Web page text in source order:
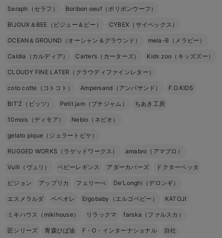
Seraph（セラフ） Boribon oeuf（ボリボンウーフ）
BIJOUX＆BEE（ビジュー＆ビー） CYBEX（サイベックス）
OCEAN＆GROUND（オーシャン＆グラウンド） mela-B（メラビー）
Caldia（カルディア） Carter’s（カーターズ） Kids zoo（キッズズー）
CLOUDY FINE LATER（クラウディファインレター）
coto cotte（コトコト） Ampersand（アンパサンド） F.O.KIDS
BIT’Z（ビッツ） Petit jam（プチジャム） ちあき工房
10mois（ディモア） Nebio（ネビオ）
gelato pique（ジェラートピケ）
RUGGED WORKS（ラゲッドワークス） amabro（アマブロ）
Vulli（ヴュリ） ベビーレギンス アダーカバーズ ドクターベッタ
ピジョン アップリカ フェリーべ De'Longhi（デロンギ）
エスメラルダ ベベオレ Ergobaby（エルゴベビー） KATOJI
ミキハウス（mikihouse） リラックマ farska（ファルスカ）
匠シリーズ 青森ひば油 F・O・インターナショナル 自社